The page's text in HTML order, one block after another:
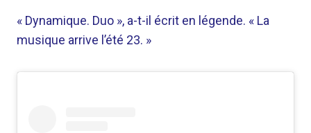
« Dynamique. Duo », a-t-il écrit en légende. « La
musique arrive l’été 23. »